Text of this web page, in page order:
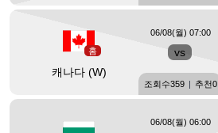
홈
캐나다 (W)
vs
06/08(월) 07:00
조회수359 | 추천0
06/08(월) 06:00